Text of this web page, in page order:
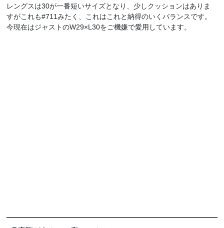
レングスは30が一番短いサイズとなり、少しクッションはありま
すがこれも#711みたく、これはこれと納得のいくバランスです。
今現在はジャストのW29×L30をご機嫌で愛用しています。